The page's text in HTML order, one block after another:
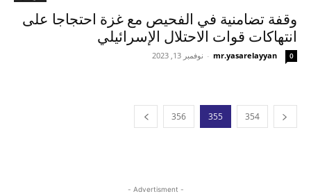
وقفة تضامنية في الفحيص مع غزة احتجاجا على
انتهاكات قوات الاحتلال الإسرائيلي
mr.yasarelayyan
- نوفمبر 13, 2023 0
354
355
356
- Advertisment -